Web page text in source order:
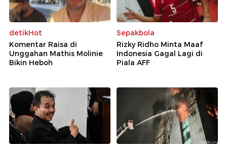
detikHot
Komentar Raisa di
Unggahan Mathis Molinie
Bikin Heboh
Sepakbola
Rizky Ridho Minta Maaf
Indonesia Gagal Lagi di
Piala AFF